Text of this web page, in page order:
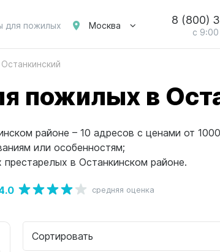
для пожилых Москва 8 (800)
с
Останкинский
пожилых в
районе – 10 адресов с ценами от
или особенностям;
в Останкинском районе.
средняя оценка
Сортировать